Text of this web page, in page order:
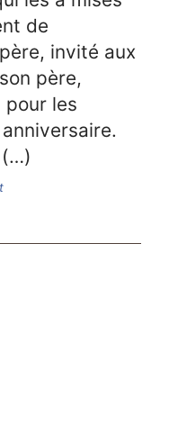
de
invité aux
père,
pour les
anniversaire.
(…)